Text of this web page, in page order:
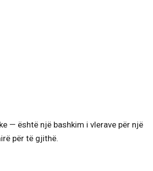
— është një bashkim i vlerave për një
për të gjithë.